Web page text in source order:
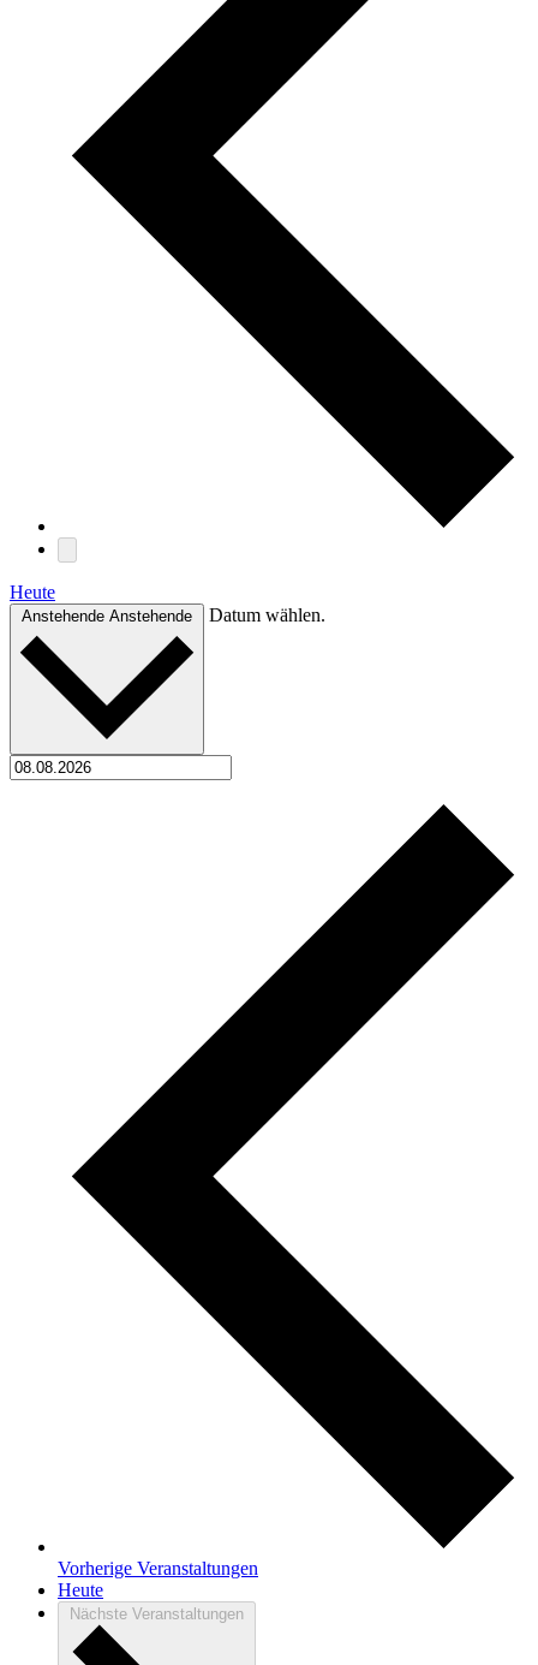
Heute
Anstehende Anstehende Datum wählen.
Vorherige Veranstaltungen
Heute
Nächste Veranstaltungen